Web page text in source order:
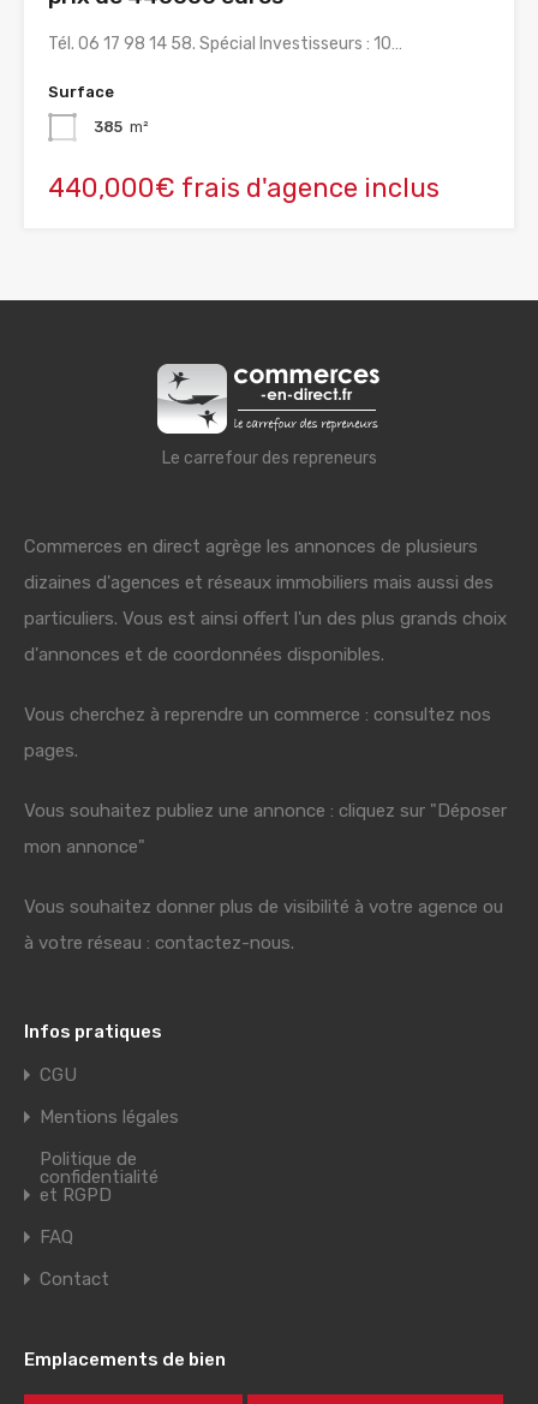
Tél. 06 17 98 14 58. Spécial Investisseurs : 10…
Surface
385 m²
440,000€ frais d'agence inclus
Le carrefour des repreneurs
Commerces en direct agrège les annonces de plusieurs
dizaines d'agences et réseaux immobiliers mais aussi des
particuliers. Vous est ainsi offert l'un des plus grands choix
d'annonces et de coordonnées disponibles.
Vous cherchez à reprendre un commerce : consultez nos
pages.
Vous souhaitez publiez une annonce : cliquez sur "Déposer
mon annonce"
Vous souhaitez donner plus de visibilité à votre agence ou
à votre réseau : contactez-nous.
Infos pratiques
CGU
Mentions légales
Politique de
confidentialité
et RGPD
FAQ
Contact
Emplacements de bien